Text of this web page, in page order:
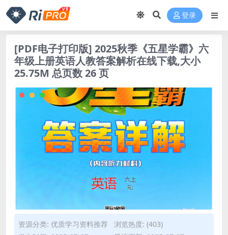
登录
[PDF电子打印版] 2025秋季《五星学霸》六
年级上册英语人教答案解析在线下载,大小
25.75M 总页数 26 页
资源分类: 优质学习资料推荐
浏览热度: (403)